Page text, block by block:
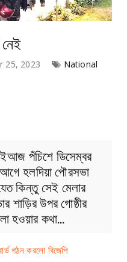
25, 2023
National
পঁচিশে ডিসেম্বর
হলদিয়া পৌরসভা
কিন্তু সেই মেলার
শাড়ির উপর গোষ্ঠীর
হওয়ার কথা…
গঠন করলো বিজেপি